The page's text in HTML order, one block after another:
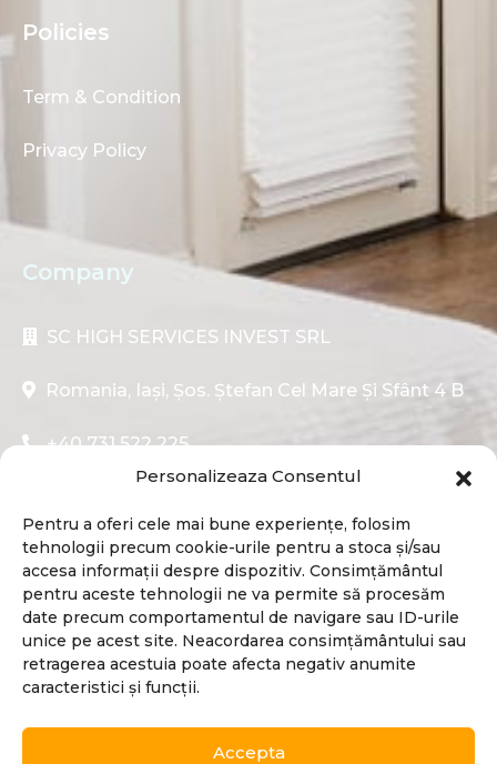
Personalizeaza Consentul
Pentru a oferi cele mai bune experiențe, folosim
tehnologii precum cookie-urile pentru a stoca și/sau
accesa informații despre dispozitiv. Consimțământul
pentru aceste tehnologii ne va permite să procesăm
date precum comportamentul de navigare sau ID-urile
unice pe acest site. Neacordarea consimțământului sau
retragerea acestuia poate afecta negativ anumite
caracteristici și funcții.
Accepta
Policies
Term & Condition
Privacy Policy
Company
SC HIGH SERVICES INVEST SRL
Romania, Iași, Șos. Ștefan Cel Mare Și Sfânt 4 B
+40 731 522 225